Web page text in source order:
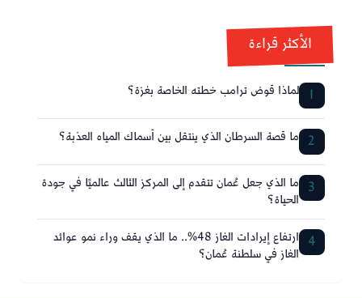
الأكثر قراءة
1 لماذا قوض ترامب خطته الخاصة بغزة؟
2 ما قصة السرطان الذي ينتقل بين أسماك المياه العذبة؟
3 ما الذي جعل عُمان تتقدم إلى المركز الثالث عالميًا في جودة
الحياة؟
4 ارتفاع إيرادات الغاز 48%.. ما الذي يقف وراء نمو عوائد
الغاز في سلطنة عُمان؟